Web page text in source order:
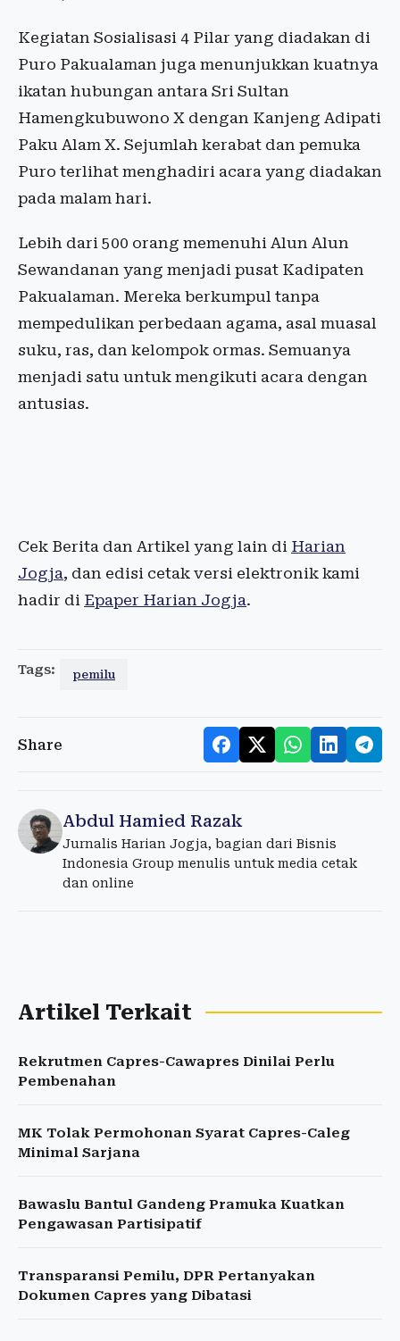
Kegiatan Sosialisasi 4 Pilar yang diadakan di
Puro Pakualaman juga menunjukkan kuatnya
ikatan hubungan antara Sri Sultan
Hamengkubuwono X dengan Kanjeng Adipati
Paku Alam X. Sejumlah kerabat dan pemuka
Puro terlihat menghadiri acara yang diadakan
pada malam hari.
Lebih dari 500 orang memenuhi Alun Alun
Sewandanan yang menjadi pusat Kadipaten
Pakualaman. Mereka berkumpul tanpa
mempedulikan perbedaan agama, asal muasal
suku, ras, dan kelompok ormas. Semuanya
menjadi satu untuk mengikuti acara dengan
antusias.
Cek Berita dan Artikel yang lain di Harian
Jogja, dan edisi cetak versi elektronik kami
hadir di Epaper Harian Jogja.
Tags: pemilu
Share
Abdul Hamied Razak
Jurnalis Harian Jogja, bagian dari Bisnis
Indonesia Group menulis untuk media cetak
dan online
Artikel Terkait
Rekrutmen Capres-Cawapres Dinilai Perlu
Pembenahan
MK Tolak Permohonan Syarat Capres-Caleg
Minimal Sarjana
Bawaslu Bantul Gandeng Pramuka Kuatkan
Pengawasan Partisipatif
Transparansi Pemilu, DPR Pertanyakan
Dokumen Capres yang Dibatasi